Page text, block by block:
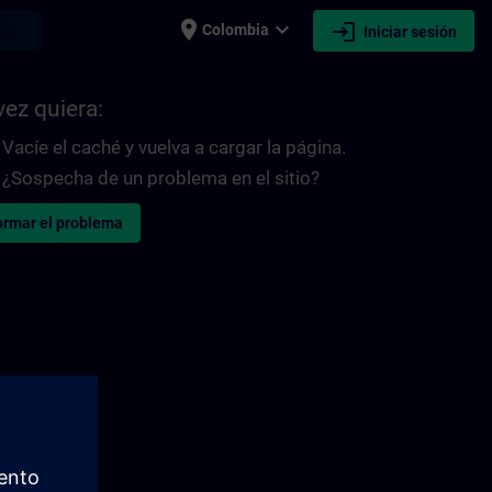
place Colombia expand_more login Iniciar sesión
quiera:
Vacíe el caché y vuelva a cargar la página.
¿Sospecha de un problema en el sitio?
el problema